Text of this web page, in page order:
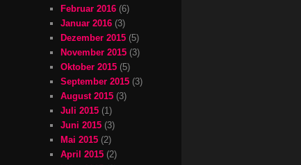
Februar 2016 (6)
Januar 2016 (3)
Dezember 2015 (5)
November 2015 (3)
Oktober 2015 (5)
September 2015 (3)
August 2015 (3)
Juli 2015 (1)
Juni 2015 (3)
Mai 2015 (2)
April 2015 (2)